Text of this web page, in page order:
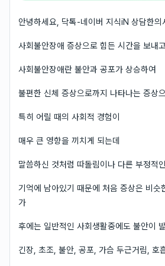
안녕하세요, 닥톡-네이버 지식iN 상담한의
사회불안장애 증상으로 힘든 시간을 보내
사회불안장애란 불안과 공포가 상승하여
불편한 신체 증상으로까지 나타나는 증상
특히 어릴 때의 사회적 경험이
매우 큰 영향을 끼치게 되는데
말씀하신 것처럼 따돌림이나 다른 부정적
기억에 남아있기 때문에 처음 증상은 비슷
가
후에는 일반적인 사회생활중에도 불안이
긴장, 초조, 불안, 공포, 가슴 두근거림, 호